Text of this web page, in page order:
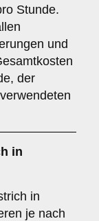
Stunde.
und
der
in
in
je nach